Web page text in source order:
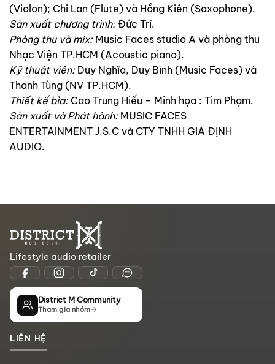
(Violon); Chi Lan (Flute) và Hồng Kiên (Saxophone).
Sản xuất chương trình:Đức Trí.
Phòng thu và mix:Music Faces studio A và phòng thu
Nhạc Viện TP.HCM (Acoustic piano).
Kỹ thuật viên:Duy Nghĩa, Duy Bình (Music Faces) và
Thanh Tùng (NV TP.HCM).
Thiết kế bìa:Cao Trung Hiếu – Minh họa : Tim Phạm.
Sản xuất và Phát hành:MUSIC FACES
ENTERTAINMENT J.S.C và CTY TNHH GIA ĐỊNH
AUDIO.
Lifestyle audio retailer
District M Community
Tham gia nhóm
LIÊN HỆ